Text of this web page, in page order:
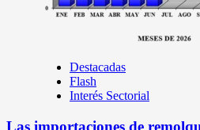
Destacadas
Flash
Interés Sectorial
Las importaciones de